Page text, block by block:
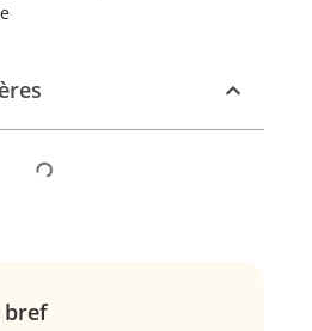
bref